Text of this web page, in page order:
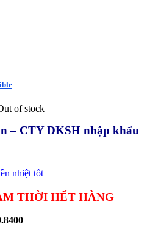
of stock
– CTY DKSH nhập khẩu
nhiệt tốt
THỜI HẾT HÀNG